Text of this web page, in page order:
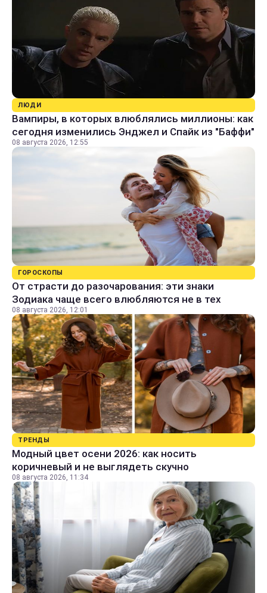
ЛЮДИ
Вампиры, в которых влюблялись миллионы: как
сегодня изменились Энджел и Спайк из "Баффи"
08 августа 2026, 12:55
ГОРОСКОПЫ
От страсти до разочарования: эти знаки
Зодиака чаще всего влюбляются не в тех
08 августа 2026, 12:01
ТРЕНДЫ
Модный цвет осени 2026: как носить
коричневый и не выглядеть скучно
08 августа 2026, 11:34